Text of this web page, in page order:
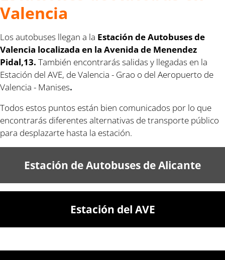
Valencia
Los autobuses llegan a la Estación de Autobuses de
Valencia localizada en la Avenida de Menendez
Pidal,13. También encontrarás salidas y llegadas en la
Estación del AVE, de Valencia - Grao o del Aeropuerto de
Valencia - Manises.
Todos estos puntos están bien comunicados por lo que
encontrarás diferentes alternativas de transporte público
para desplazarte hasta la estación.
Estación de Autobuses de Alicante
Estación del AVE